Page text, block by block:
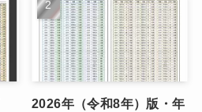
2026年（令和8年）版・年